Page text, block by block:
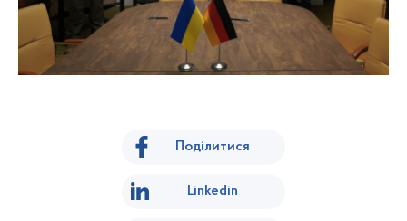
Поділитися
Linkedin